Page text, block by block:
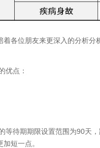
各位朋友来更深入的分析分
优点：
等待期期限设置范围为90天
短一点。